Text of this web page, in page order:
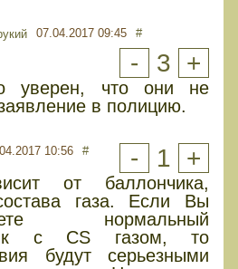
07.04.2017 09:45 #
- 3 +
уверен, что они не
в полицию.
10:56 # - 1 +
от баллончика,
газа. Если Вы
нормальный
с CS газом, то
будут серьезными